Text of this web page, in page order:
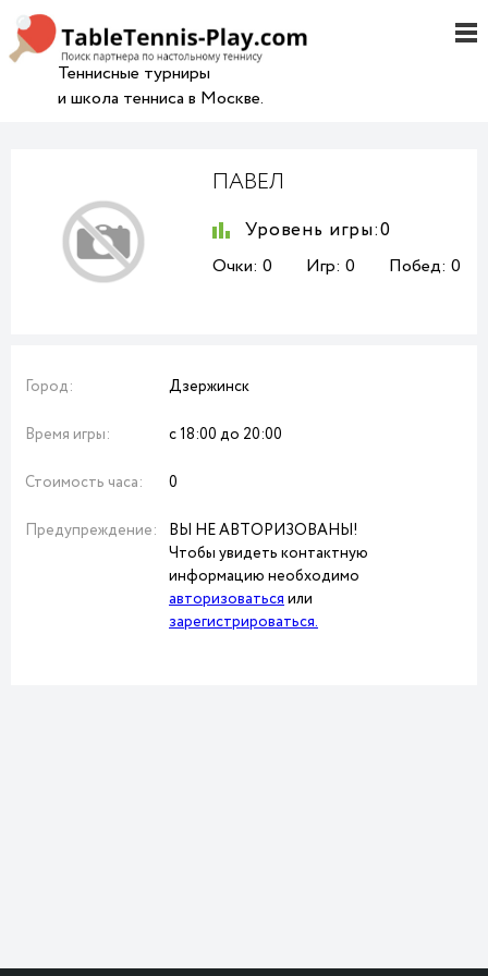
Теннисные турниры
и школа тенниса в Москве.
ПАВЕЛ
Уровень игры:0
Очки: 0 Игр: 0 Побед: 0
Город: Дзержинск
Время игры: с 18:00 до 20:00
Стоимость часа: 0
Предупреждение:
ВЫ НЕ АВТОРИЗОВАНЫ!
Чтобы увидеть контактную
информацию необходимо
авторизоваться или
зарегистрироваться.